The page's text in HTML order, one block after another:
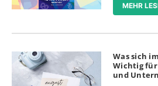
MEHR
Was sich
Wichtig für
und